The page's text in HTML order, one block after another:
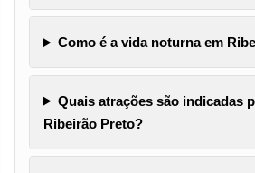
Como é a vida noturna em
Quais atrações são indicadas
Ribeirão Preto?